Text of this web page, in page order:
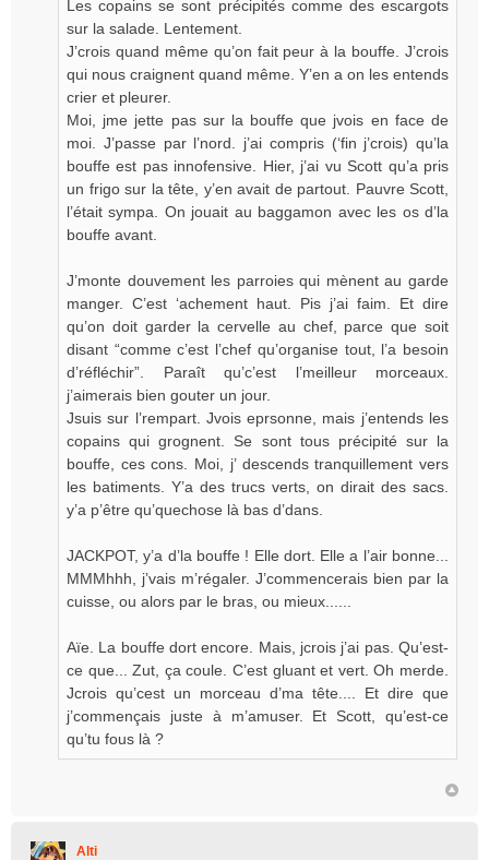
Les copains se sont précipités comme des escargots
sur la salade. Lentement.
J’crois quand même qu’on fait peur à la bouffe. J’crois
qui nous craignent quand même. Y’en a on les entends
crier et pleurer.
Moi, jme jette pas sur la bouffe que jvois en face de
moi. J’passe par l’nord. j’ai compris (‘fin j’crois) qu’la
bouffe est pas innofensive. Hier, j’ai vu Scott qu’a pris
un frigo sur la tête, y’en avait de partout. Pauvre Scott,
l’était sympa. On jouait au baggamon avec les os d’la
bouffe avant.
J’monte douvement les parroies qui mènent au garde
manger. C’est ‘achement haut. Pis j’ai faim. Et dire
qu’on doit garder la cervelle au chef, parce que soit
disant “comme c’est l’chef qu’organise tout, l’a besoin
d’réfléchir”. Paraît qu’c’est l’meilleur morceaux.
j’aimerais bien gouter un jour.
Jsuis sur l’rempart. Jvois eprsonne, mais j’entends les
copains qui grognent. Se sont tous précipité sur la
bouffe, ces cons. Moi, j’ descends tranquillement vers
les batiments. Y’a des trucs verts, on dirait des sacs.
y’a p’être qu’quechose là bas d’dans.
JACKPOT, y’a d’la bouffe ! Elle dort. Elle a l’air bonne...
MMMhhh, j’vais m’régaler. J’commencerais bien par la
cuisse, ou alors par le bras, ou mieux......
Aïe. La bouffe dort encore. Mais, jcrois j’ai pas. Qu’est-
ce que... Zut, ça coule. C’est gluant et vert. Oh merde.
Jcrois qu’cest un morceau d’ma tête.... Et dire que
j’commençais juste à m’amuser. Et Scott, qu’est-ce
qu’tu fous là ?
Alti